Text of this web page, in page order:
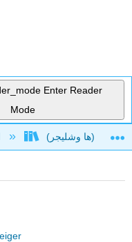
Enter Reader
Mode
hierarchy